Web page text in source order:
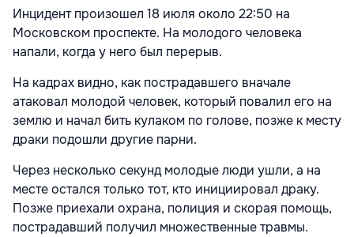
Инцидент произошел 18 июля около 22:50 на
Московском проспекте. На молодого человека
напали, когда у него был перерыв.
На кадрах видно, как пострадавшего вначале
атаковал молодой человек, который повалил его на
землю и начал бить кулаком по голове, позже к месту
драки подошли другие парни.
Через несколько секунд молодые люди ушли, а на
месте остался только тот, кто инициировал драку.
Позже приехали охрана, полиция и скорая помощь,
пострадавший получил множественные травмы.